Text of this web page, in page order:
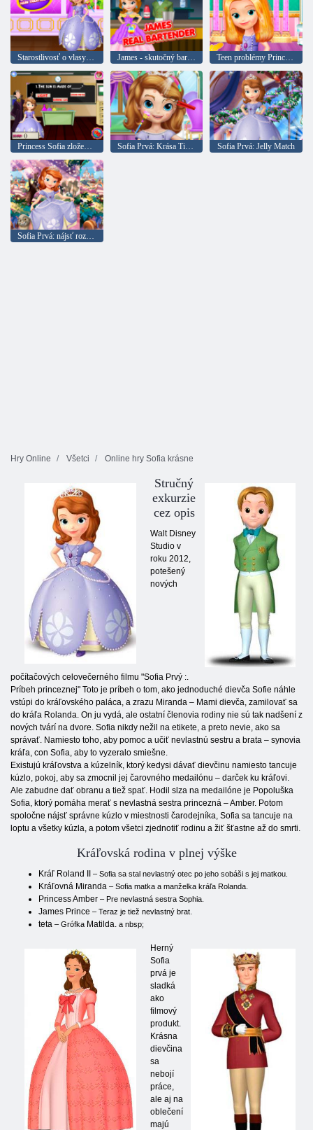
James - skutočný barman null
Princess Sofia zložení skúšok Sofia Prvá: Krása Tipy pre princeznú Sofia Prvá: Jelly Match
Hry Online Všetci Online hry Sofia krásne
Stručný
exkurzie
cez opis
Walt Disney
Studio v
roku 2012,
potešený
nových
počítačových celovečerného filmu "Sofia Prvý :.
Príbeh princeznej" Toto je príbeh o tom, ako jednoduché dievča Sofie náhle
vstúpi do kráľovského paláca, a zrazu Miranda – Mami dievča, zamilovať sa
do kráľa Rolanda. On ju vydá, ale ostatní členovia rodiny nie sú tak nadšení z
nových tvárí na dvore. Sofia nikdy nežil na etikete, a preto nevie, ako sa
správať. Namiesto toho, aby pomoc a učiť nevlastnú sestru a brata – synovia
kráľa, con Sofia, aby to vyzeralo smiešne.
Existujú kráľovstva a kúzelník, ktorý kedysi dávať dievčinu namiesto tancuje
kúzlo, pokoj, aby sa zmocnil jej čarovného medailónu – darček ku kráľovi.
Ale zabudne dať obranu a tiež spať. Hodil slza na medailóne je Popoluška
Sofia, ktorý pomáha merať s nevlastná sestra princezná – Amber. Potom
spoločne nájsť správne kúzlo v miestnosti čarodejníka, Sofia sa tancuje na
loptu a všetky kúzla, a potom všetci zjednotiť rodinu a žiť šťastne až do smrti.
Kráľovská rodina v plnej výške
Kráľ Roland II – Sofia sa stal nevlastný otec po jeho sobáši s jej matkou.
Kráľovná Miranda – Sofia matka a manželka kráľa Rolanda.
Princess Amber – Pre nevlastná sestra Sophia.
James Prince – Teraz je tiež nevlastný brat.
teta – Grófka Matilda. a nbsp;
Herný
Sofia
prvá je
sladká
ako
filmový
produkt.
Krásna
dievčina
sa
nebojí
práce,
ale aj na
oblečení
majú